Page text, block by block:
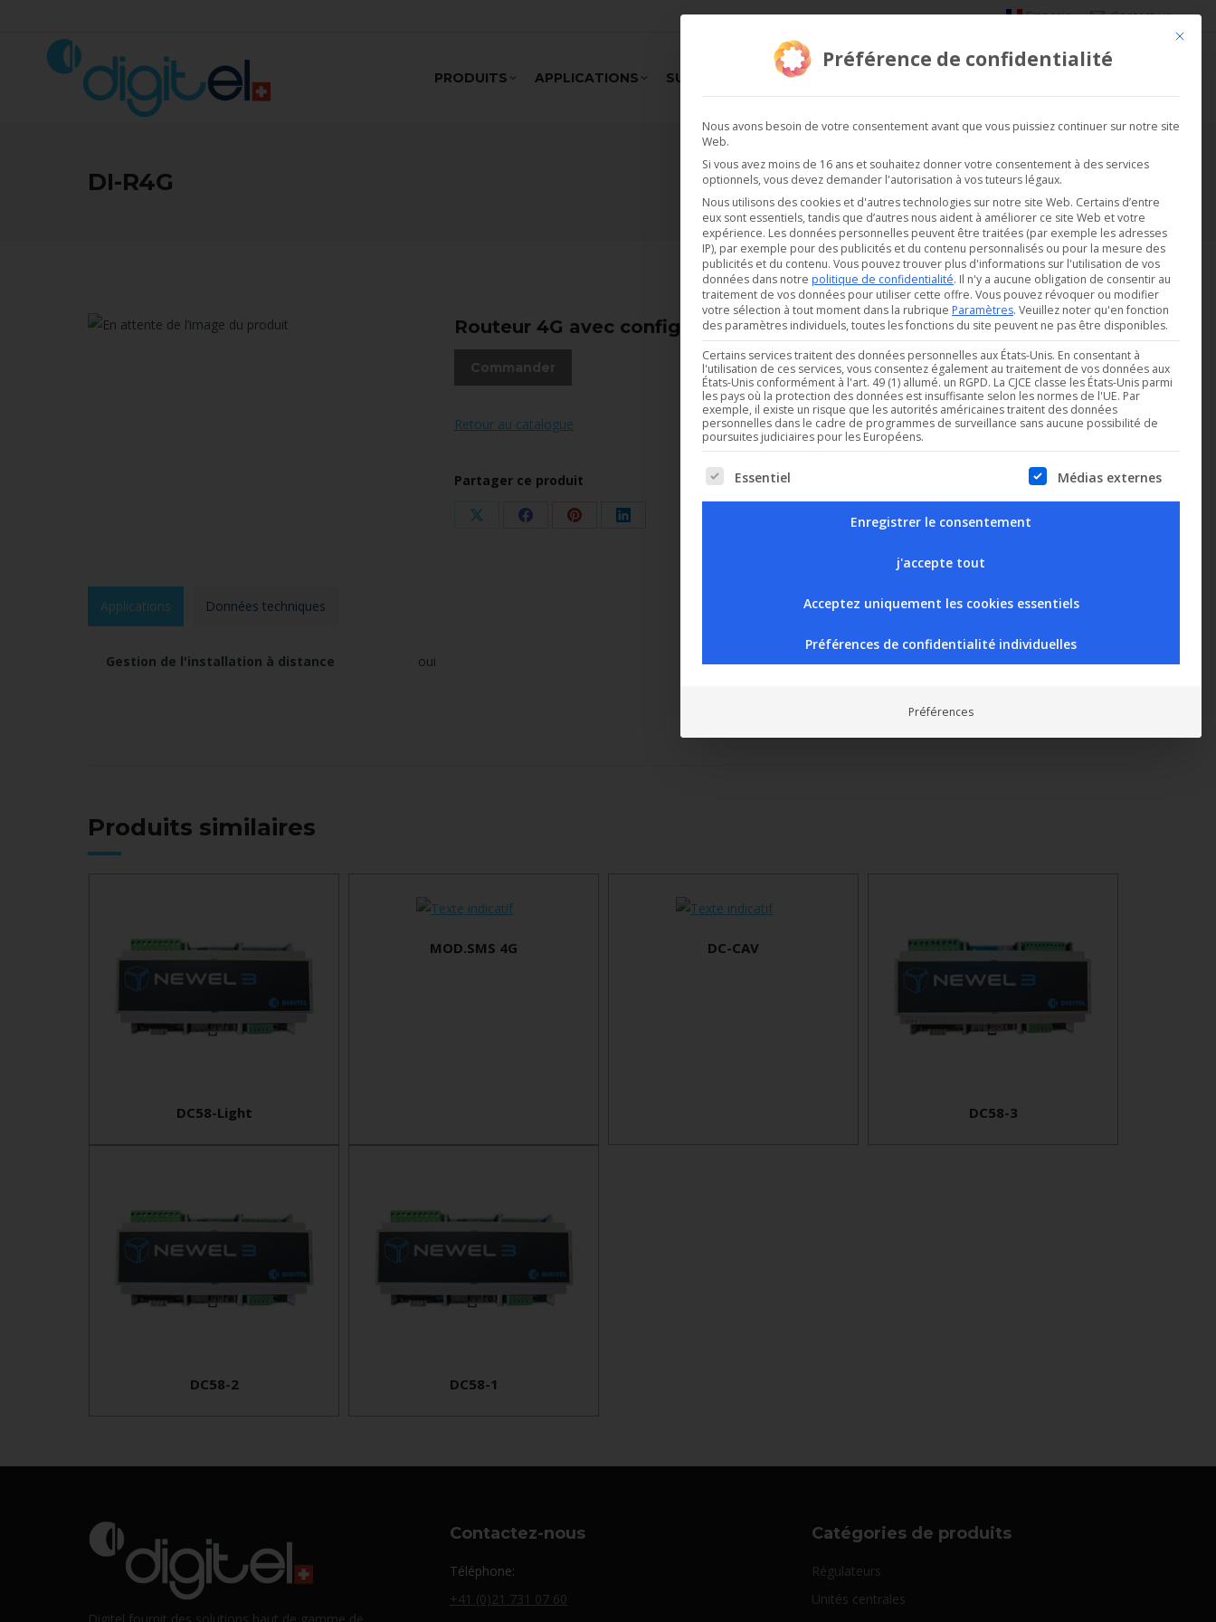
Français Contact us
PRODUITS APPLICATIONS SUPPORT REALISATIONS
DI-R4G Vous êtes ici :
Accueil Autres
Routeur 4G avec configuration
Commander
Retour au catalogue
Partager ce produit
PartagerPartagerPartagerPartager
Applications Données techniques
Gestion de l'installation à distance oui
Produits similaires
DC58-Light
MOD.SMS 4G DC-CAV
DC58-3
DC58-2 DC58-1
Contactez-nous
Téléphone:
+41 (0)21 731 07 60
Catégories de produits
Régulateurs
Unités centrales
Ce
Préférence de confidentialité
Nous avons besoin de votre consentement avant que vous puissiez continuer sur notre site
Web.
Si vous avez moins de 16 ans et souhaitez donner votre consentement à des services
optionnels, vous devez demander l'autorisation à vos tuteurs légaux.
Nous utilisons des cookies et d'autres technologies sur notre site Web. Certains d’entre
eux sont essentiels, tandis que d’autres nous aident à améliorer ce site Web et votre
expérience. Les données personnelles peuvent être traitées (par exemple les adresses
IP), par exemple pour des publicités et du contenu personnalisés ou pour la mesure des
publicités et du contenu. Vous pouvez trouver plus d'informations sur l'utilisation de vos
données dans notre politique de confidentialité. Il n'y a aucune obligation de consentir au
traitement de vos données pour utiliser cette offre. Vous pouvez révoquer ou modifier
votre sélection à tout moment dans la rubrique Paramètres. Veuillez noter qu'en fonction
des paramètres individuels, toutes les fonctions du site peuvent ne pas être disponibles.
Certains services traitent des données personnelles aux États-Unis. En consentant à
l'utilisation de ces services, vous consentez également au traitement de vos données aux
États-Unis conformément à l'art. 49 (1) allumé. un RGPD. La CJCE classe les États-Unis parmi
les pays où la protection des données est insuffisante selon les normes de l'UE. Par
exemple, il existe un risque que les autorités américaines traitent des données
personnelles dans le cadre de programmes de surveillance sans aucune possibilité de
poursuites judiciaires pour les Européens.
The following is a list of service groups for which consent can be given. The
Essentiel Médias externes
Enregistrer le consentement
j'accepte tout
Acceptez uniquement les cookies essentiels
Préférences de confidentialité individuelles
Préférences